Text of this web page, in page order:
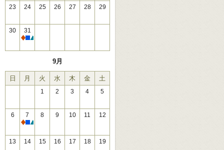
23 24 25 26 27 28 29
30
31
休館
9月
日 月 火 水 木 金 土
1 2 3 4 5
6
7
休館
8 9 10 11 12
13 14 15 16 17 18 19